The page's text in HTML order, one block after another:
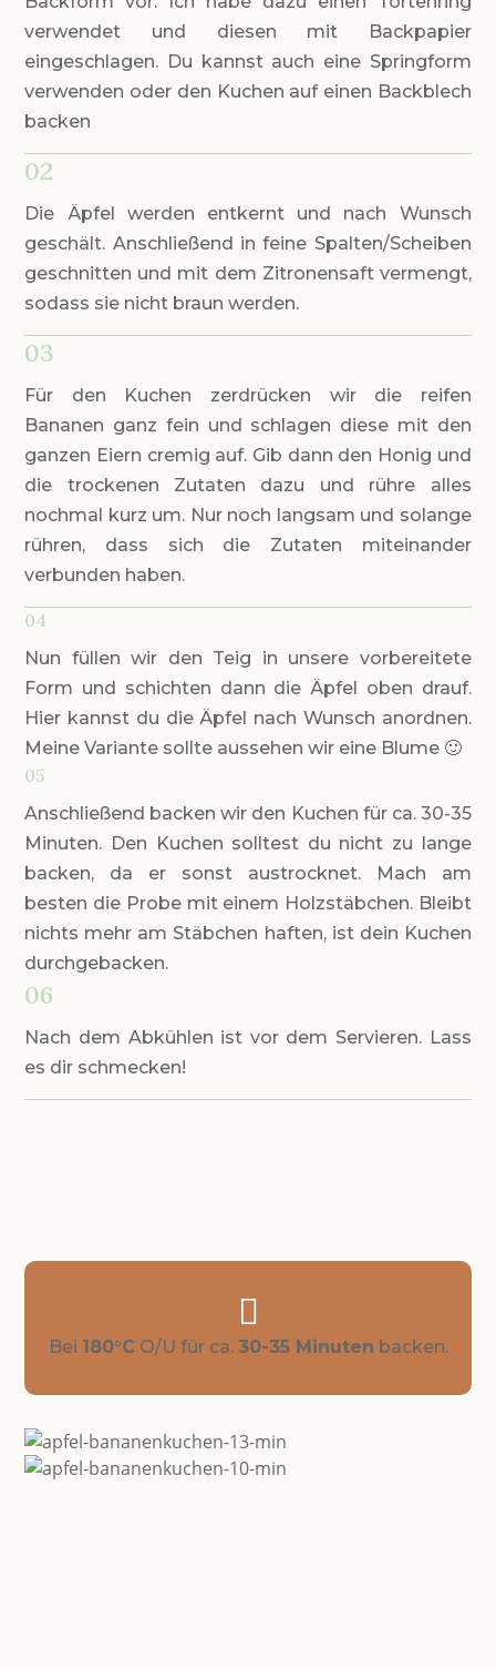
verwendet und diesen mit Backpapier
eingeschlagen. Du kannst auch eine Springform
verwenden oder den Kuchen auf einen Backblech
backen
02
Die Äpfel werden entkernt und nach Wunsch
geschält. Anschließend in feine Spalten/Scheiben
geschnitten und mit dem Zitronensaft vermengt,
sodass sie nicht braun werden.
03
Für den Kuchen zerdrücken wir die reifen
Bananen ganz fein und schlagen diese mit den
ganzen Eiern cremig auf. Gib dann den Honig und
die trockenen Zutaten dazu und rühre alles
nochmal kurz um. Nur noch langsam und solange
rühren, dass sich die Zutaten miteinander
verbunden haben.
04
Nun füllen wir den Teig in unsere vorbereitete
Form und schichten dann die Äpfel oben drauf.
Hier kannst du die Äpfel nach Wunsch anordnen.
Meine Variante sollte aussehen wir eine Blume 🙂
05
Anschließend backen wir den Kuchen für ca. 30-35
Minuten. Den Kuchen solltest du nicht zu lange
backen, da er sonst austrocknet. Mach am
besten die Probe mit einem Holzstäbchen. Bleibt
nichts mehr am Stäbchen haften, ist dein Kuchen
durchgebacken.
06
Nach dem Abkühlen ist vor dem Servieren. Lass
es dir schmecken!

Bei 180°C O/U für ca. 30-35 Minuten backen.